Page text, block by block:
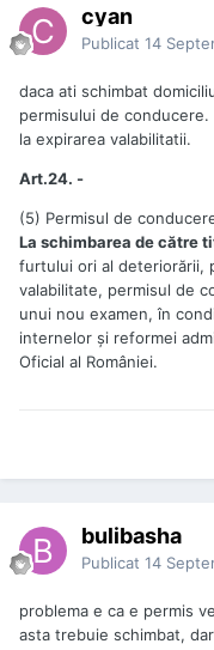
cyan
Publicat 14
daca ati schimbat
permisului de
la expirarea valabilitatii.
Art.24. -
(5) Permisul de
La schimbarea de către
furtului ori al deteriorării,
valabilitate, permisul de
unui nou examen, în
internelor şi reformei
Oficial al României.
bulibasha
Publicat 14
problema e ca e permis
asta trebuie schimbat,